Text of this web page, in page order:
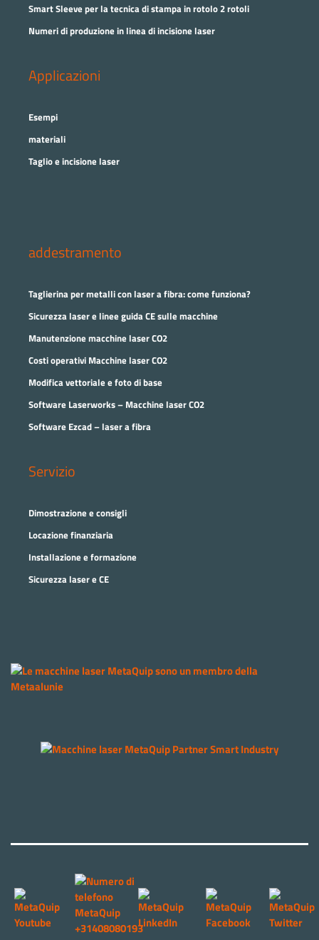
Smart Sleeve per la tecnica di stampa in rotolo 2 rotoli
Numeri di produzione in linea di incisione laser
Applicazioni
Esempi
materiali
Taglio e incisione laser
addestramento
Taglierina per metalli con laser a fibra: come funziona?
Sicurezza laser e linee guida CE sulle macchine
Manutenzione macchine laser CO2
Costi operativi Macchine laser CO2
Modifica vettoriale e foto di base
Software Laserworks – Macchine laser CO2
Software Ezcad – laser a fibra
Servizio
Dimostrazione e consigli
Locazione finanziaria
Installazione e formazione
Sicurezza laser e CE